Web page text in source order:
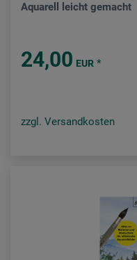
Aquarell leicht gemacht
24,00 EUR *
zzgl. Versandkosten